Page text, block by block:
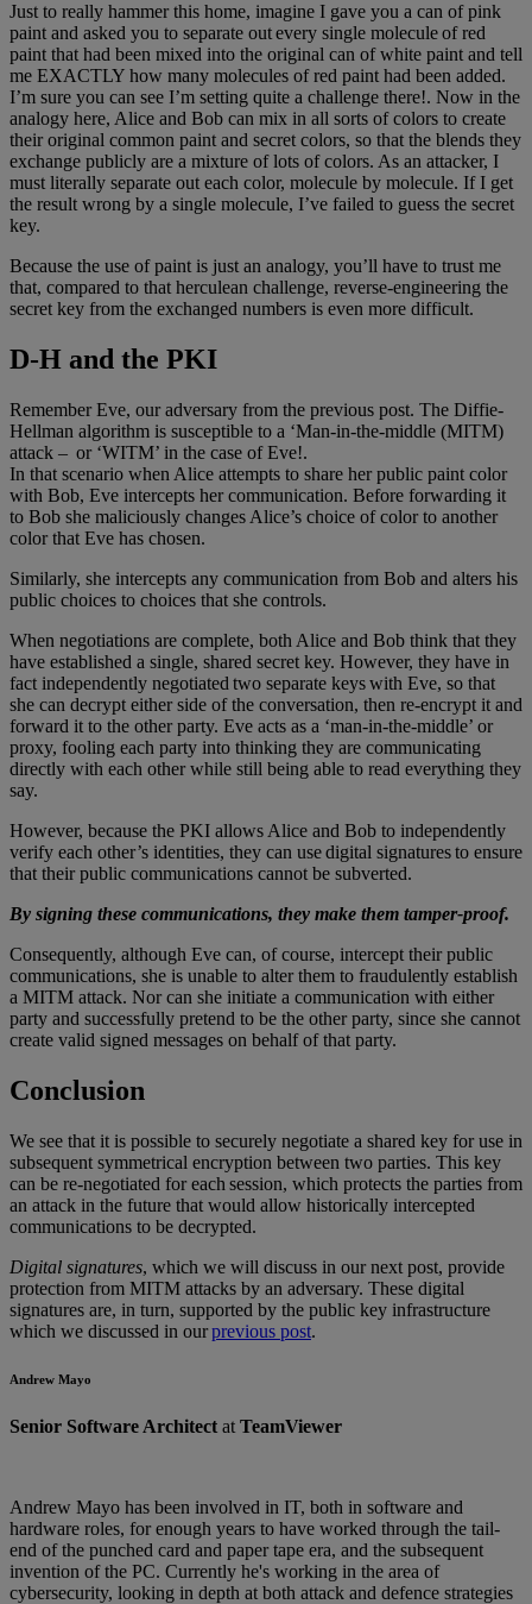
Just to really hammer this home, imagine I gave you a can of pink
paint and asked you to separate out every single molecule of red
paint that had been mixed into the original can of white paint and tell
me EXACTLY how many molecules of red paint had been added.
I’m sure you can see I’m setting quite a challenge there!. Now in the
analogy here, Alice and Bob can mix in all sorts of colors to create
their original common paint and secret colors, so that the blends they
exchange publicly are a mixture of lots of colors. As an attacker, I
must literally separate out each color, molecule by molecule. If I get
the result wrong by a single molecule, I’ve failed to guess the secret
key.
Because the use of paint is just an analogy, you’ll have to trust me
that, compared to that herculean challenge, reverse-engineering the
secret key from the exchanged numbers is even more difficult.
D-H and the PKI
Remember Eve, our adversary from the previous post. The Diffie-
Hellman algorithm is susceptible to a ‘Man-in-the-middle (MITM)
attack – or ‘WITM’ in the case of Eve!.
In that scenario when Alice attempts to share her public paint color
with Bob, Eve intercepts her communication. Before forwarding it
to Bob she maliciously changes Alice’s choice of color to another
color that Eve has chosen.
Similarly, she intercepts any communication from Bob and alters his
public choices to choices that she controls.
When negotiations are complete, both Alice and Bob think that they
have established a single, shared secret key. However, they have in
fact independently negotiated two separate keys with Eve, so that
she can decrypt either side of the conversation, then re-encrypt it and
forward it to the other party. Eve acts as a ‘man-in-the-middle’ or
proxy, fooling each party into thinking they are communicating
directly with each other while still being able to read everything they
say.
However, because the PKI allows Alice and Bob to independently
verify each other’s identities, they can use digital signatures to ensure
that their public communications cannot be subverted.
By signing these communications, they make them tamper-proof.
Consequently, although Eve can, of course, intercept their public
communications, she is unable to alter them to fraudulently establish
a MITM attack. Nor can she initiate a communication with either
party and successfully pretend to be the other party, since she cannot
create valid signed messages on behalf of that party.
Conclusion
We see that it is possible to securely negotiate a shared key for use in
subsequent symmetrical encryption between two parties. This key
can be re-negotiated for each session, which protects the parties from
an attack in the future that would allow historically intercepted
communications to be decrypted.
Digital signatures, which we will discuss in our next post, provide
protection from MITM attacks by an adversary. These digital
signatures are, in turn, supported by the public key infrastructure
which we discussed in ourprevious post.
Andrew Mayo
Senior Software Architect at TeamViewer
Andrew Mayo has been involved in IT, both in software and
hardware roles, for enough years to have worked through the tail-
end of the punched card and paper tape era, and the subsequent
invention of the PC. Currently he's working in the area of
cybersecurity, looking in depth at both attack and defence strategies